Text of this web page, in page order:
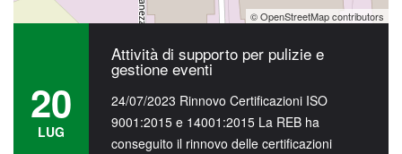
© OpenStreetMap contributors
20
LUG
Attività di supporto per pulizie e
gestione eventi
24/07/2023 Rinnovo Certificazioni ISO
9001:2015 e 14001:2015 La REB ha
conseguito il rinnovo delle certificazioni